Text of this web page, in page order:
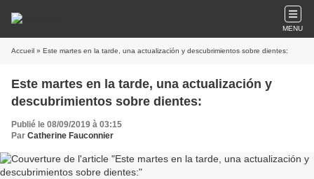
MENU
Accueil » Este martes en la tarde, una actualización y descubrimientos sobre dientes:
Este martes en la tarde, una actualización y
descubrimientos sobre dientes:
Publié le 08/09/2019 à 03:15
Par Catherine Fauconnier